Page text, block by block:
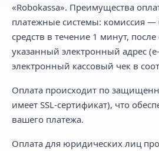
«Robokassa». Преимущества
платежные системы: комиссия —
средств в течение 1 минут,
указанный электронный адрес
электронный кассовый чек в
Оплата происходит по
имеет SSL-сертификат), что
вашего платежа.
Оплата для юридических лиц